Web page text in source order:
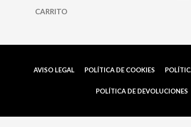
CARRITO
m
AVISO LEGAL POLÍTICA DE COOKIES
POLÍTICA DE DEVOLUCIONES